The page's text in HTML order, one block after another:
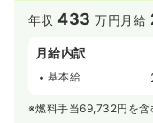
年収433 万円 月給
月給内訳
基本給
※燃料手当69,732円を含